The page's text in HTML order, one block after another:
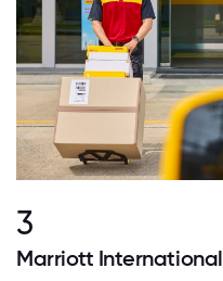
3
Marriott International